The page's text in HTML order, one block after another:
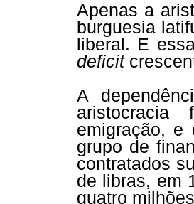
Apenas a
burguesia
liberal. E
deficit
A
emigração, e
grupo de
contratados
de libras, em
quatro